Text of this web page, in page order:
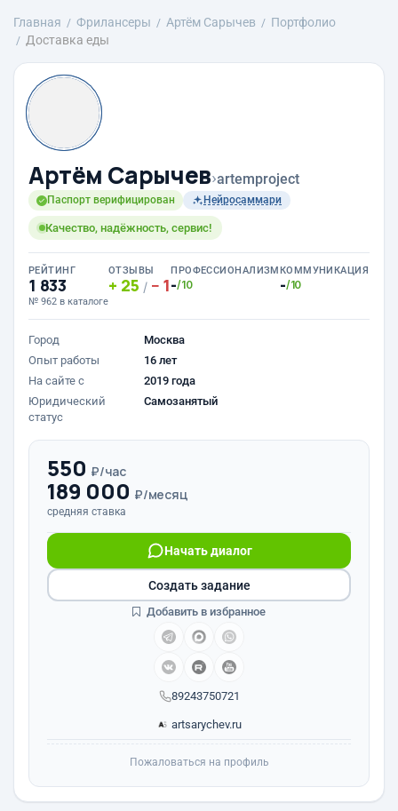
Главная Фрилансеры Артём Сарычев
Портфолио
Доставка еды
Артём Сарычев›artemproject
Паспорт верифицирован Нейросаммари
Качество, надёжность, сервис!
РЕЙТИНГ
1 833
№ 962 в каталоге
ОТЗЫВЫ
25 / 1
ПРОФЕССИОНАЛИЗМ
-/10
КОММУНИКАЦИЯ
-/10
Город
Москва
Опыт работы
16 лет
На сайте с
2019 года
Юридический
статус
Самозанятый
550 ₽/час
189 000 ₽/месяц
средняя ставка
89243750721
Начать диалог
artsarychev.ru
Создать задание
Добавить в избранное
Пожаловаться на профиль